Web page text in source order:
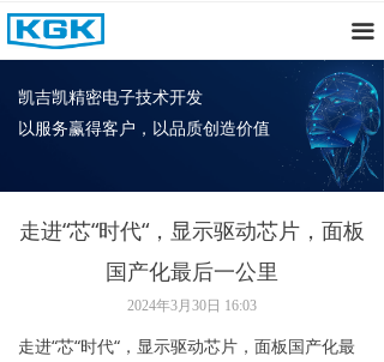
以服务赢得客户，以品质创造价值
凯吉凯精密电子技术开发
끀
首页
产品中心
新闻资讯
招聘
走进“芯“时代“，显示驱动芯片，面板
国产化最后一公里
走进“芯“时代“，显示驱动芯片，面板国产化最
2024年3月30日 16:03